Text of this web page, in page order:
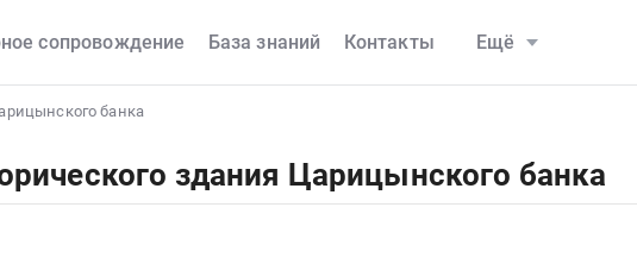
сопровождение База знаний Контакты Ещё
банка
здания Царицынского банка